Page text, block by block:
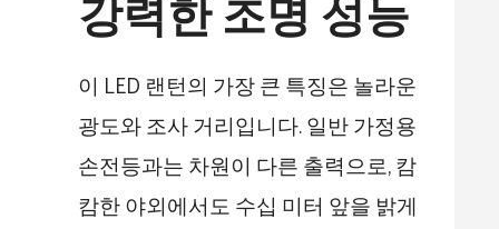
강력한 조명 성능
이 LED 랜턴의 가장 큰 특징은 놀라운
광도와 조사 거리입니다. 일반 가정용
손전등과는 차원이 다른 출력으로, 캄
캄한 야외에서도 수십 미터 앞을 밝게